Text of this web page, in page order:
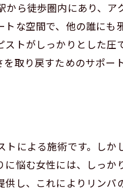
ス
サロン
ら徒歩圏内にあり、ア
な空間で、他の誰にも
トがしっかりとした
取り戻すためのサポー
による施術です。し
悩む女性には、しっ
し、これによりリンパ